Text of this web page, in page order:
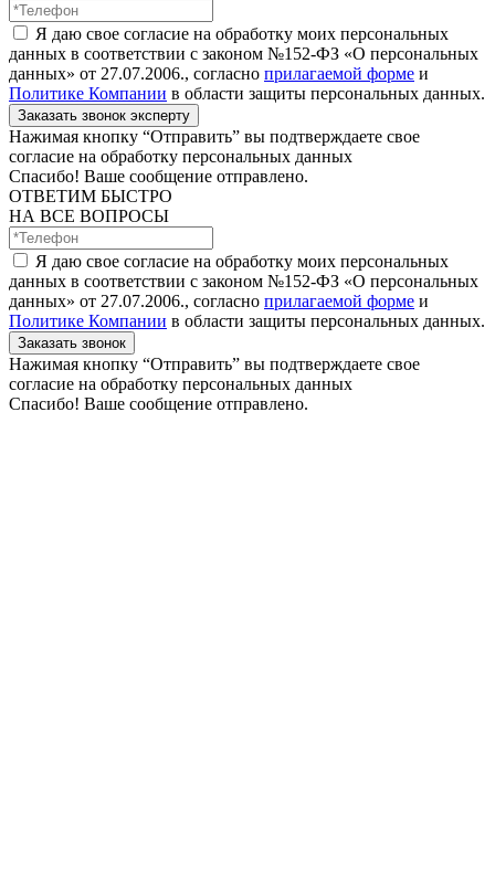
Я даю свое согласие на обработку моих персональных
данных в соответствии с законом №152-ФЗ «О персональных
данных» от 27.07.2006., согласно прилагаемой форме и
Политике Компании в области защиты персональных данных.
Заказать звонок эксперту
Нажимая кнопку “Отправить” вы подтверждаете свое
согласие на обработку персональных данных
Спасибо! Ваше сообщение отправлено.
ОТВЕТИМ БЫСТРО
НА ВСЕ ВОПРОСЫ
Я даю свое согласие на обработку моих персональных
данных в соответствии с законом №152-ФЗ «О персональных
данных» от 27.07.2006., согласно прилагаемой форме и
Политике Компании в области защиты персональных данных.
Заказать звонок
Нажимая кнопку “Отправить” вы подтверждаете свое
согласие на обработку персональных данных
Спасибо! Ваше сообщение отправлено.